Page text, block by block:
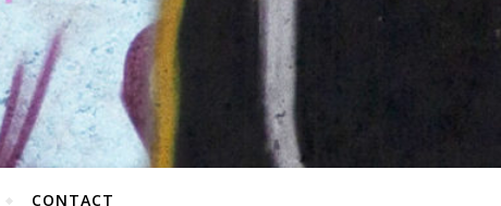
CONTACT